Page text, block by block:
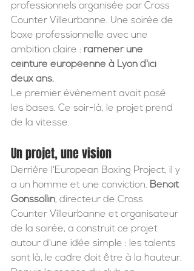
professionnels organisée par Cross
Counter Villeurbanne. Une soirée de
boxe professionnelle avec une
ambition claire : ramener une
ceinture européenne à Lyon d'ici
deux ans.
Le premier événement avait posé
les bases. Ce soir-là, le projet prend
de la vitesse.
Un projet, une vision
Derrière l'European Boxing Project, il y
a un homme et une conviction. Benoît
Gonssollin, directeur de Cross
Counter Villeurbanne et organisateur
de la soirée, a construit ce projet
autour d'une idée simple : les talents
sont là, le cadre doit être à la hauteur.